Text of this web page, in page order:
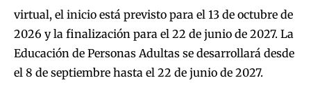
virtual, el inicio está previsto para el 13 de octubre de
2026 y la finalización para el 22 de junio de 2027. La
Educación de Personas Adultas se desarrollará desde
el 8 de septiembre hasta el 22 de junio de 2027.